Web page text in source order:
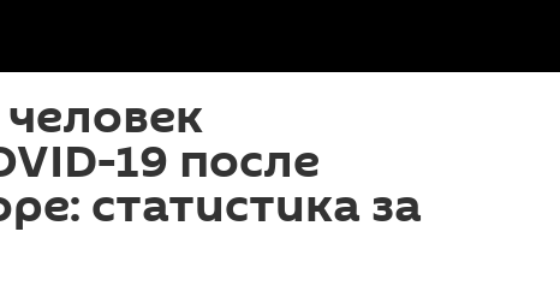
19 после
статистика за